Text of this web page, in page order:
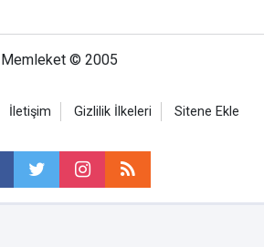
Memleket © 2005
İletişim Gizlilik İlkeleri Sitene Ekle